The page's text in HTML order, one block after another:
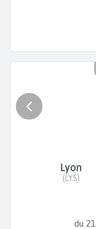
Lyon
(LYS)
du